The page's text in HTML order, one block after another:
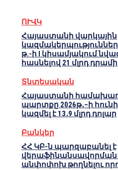
ՈՒՎԿ
Հայաստանի վարկային
թ.-ի I կիսամյակում
հասնելով 21 մլրդ դրամի
Տնտեսական
Հայաստանի
պարտքը 2026թ․–ի
կազմել է 13․9 մլրդ դոլար
Բանկեր
ՀՀ ԿԲ-ն պարզաբանել է
վերաֆինանսավորման
անփոփոխ թողնելու